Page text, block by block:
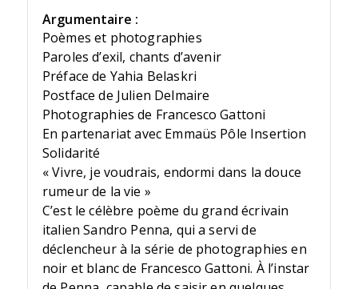
Argumentaire :
Poèmes et photographies
Paroles d’exil, chants d’avenir
Préface de Yahia Belaskri
Postface de Julien Delmaire
Photographies de Francesco Gattoni
En partenariat avec Emmaüs Pôle Insertion
Solidarité
« Vivre, je voudrais, endormi dans la douce
rumeur de la vie »
C’est le célèbre poème du grand écrivain
italien Sandro Penna, qui a servi de
déclencheur à la série de photographies en
noir et blanc de Francesco Gattoni. À l’instar